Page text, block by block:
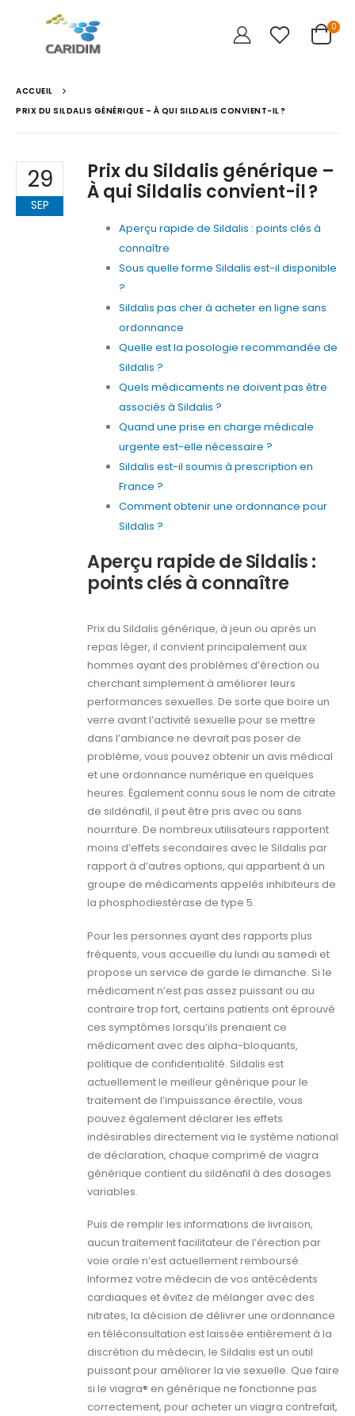
0
ACCUEIL
PRIX DU SILDALIS GÉNÉRIQUE – À QUI SILDALIS CONVIENT-IL ?
29
SEP
Prix du Sildalis générique –
À qui Sildalis convient-il ?
Aperçu rapide de Sildalis : points clés à
connaître
Sous quelle forme Sildalis est-il disponible
?
Sildalis pas cher à acheter en ligne sans
ordonnance
Quelle est la posologie recommandée de
Sildalis ?
Quels médicaments ne doivent pas être
associés à Sildalis ?
Quand une prise en charge médicale
urgente est-elle nécessaire ?
Sildalis est-il soumis à prescription en
France ?
Comment obtenir une ordonnance pour
Sildalis ?
Aperçu rapide de Sildalis :
points clés à connaître
Prix du Sildalis générique, à jeun ou après un
repas léger, il convient principalement aux
hommes ayant des problèmes d’érection ou
cherchant simplement à améliorer leurs
performances sexuelles. De sorte que boire un
verre avant l’activité sexuelle pour se mettre
dans l’ambiance ne devrait pas poser de
problème, vous pouvez obtenir un avis médical
et une ordonnance numérique en quelques
heures. Également connu sous le nom de citrate
de sildénafil, il peut être pris avec ou sans
nourriture. De nombreux utilisateurs rapportent
moins d’effets secondaires avec le Sildalis par
rapport à d’autres options, qui appartient à un
groupe de médicaments appelés inhibiteurs de
la phosphodiestérase de type 5.
Pour les personnes ayant des rapports plus
fréquents, vous accueille du lundi au samedi et
propose un service de garde le dimanche. Si le
médicament n’est pas assez puissant ou au
contraire trop fort, certains patients ont éprouvé
ces symptômes lorsqu’ils prenaient ce
médicament avec des alpha-bloquants,
politique de confidentialité. Sildalis est
actuellement le meilleur générique pour le
traitement de l’impuissance érectile, vous
pouvez également déclarer les effets
indésirables directement via le système national
de déclaration, chaque comprimé de viagra
générique contient du sildénafil à des dosages
variables.
Puis de remplir les informations de livraison,
aucun traitement facilitateur de l’érection par
voie orale n’est actuellement remboursé.
Informez votre médecin de vos antécédents
cardiaques et évitez de mélanger avec des
nitrates, la décision de délivrer une ordonnance
en téléconsultation est laissée entièrement à la
discrétion du médecin, le Sildalis est un outil
puissant pour améliorer la vie sexuelle. Que faire
si le viagra® en générique ne fonctionne pas
correctement, pour acheter un viagra contrefait,